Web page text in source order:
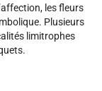
les fleurs
Plusieurs
limitrophes